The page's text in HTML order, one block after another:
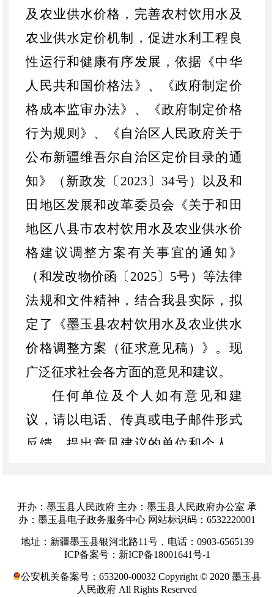
及 农业供水价格，完善农村饮用水及
农业供水定价机制，促进水利工程良
性运行和健康有序发展，依据 《中华
人民共和国价格法》、《政府制定价
格成本监审办法》、《政府制定价格
行为规则》、
《自治区人民政府关于
公布新疆维吾尔自治区定价目录的通
知》（新政发〔 2023〕34号） 以及 和
田地区发展和改革委员会 《关于和田
地区八县市农村饮用水及农业供水价
格建议调整方案有关事宜的通知》
（和发改物价函〔 2025〕5号） 等法律
法规和文件精神 ，结合我县实际，拟
定了《墨玉县农村饮用水及农业供水
价格调整方案（征求意见稿）》。现
广泛征求社会各方面的意见和建议。
任何单位及个人如有意见和建
议，请以电话、传真或电子邮件形式
反馈。提出意见建议的单位和个人，
1.公告时间：2025年11月14
日- 2025年11月24日；
2.发布方式：墨玉县人民政府门户
网站；
开办：墨玉县人民政府 主办：墨玉县人民政府办公室 承
办：墨玉县电子政务服务中心 网站标识码：6532220001
地址：新疆墨玉县银河北路11号，电话：0903-6565139
ICP备案号：新ICP备18001641号-1
公安机关备案号：653200-00032 Copyright © 2020 墨玉县
人民政府 All Rights Reserved